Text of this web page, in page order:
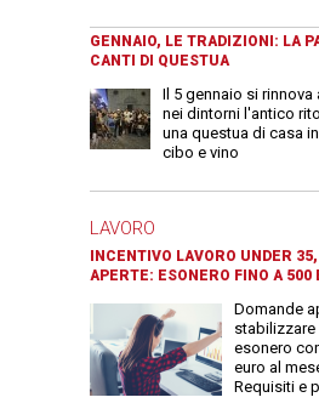
GENNAIO, LE TRADIZIONI: LA
CANTI DI QUESTUA
Il 5 gennaio si
nei dintorni l'antico
una questua di casa
cibo e vino
LAVORO
INCENTIVO LAVORO UNDER
APERTE: ESONERO FINO A 500
Domande
stabilizzare
esonero
euro al
Requisiti e